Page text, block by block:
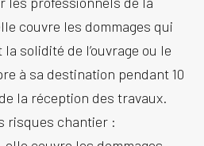
couvre les dommages qui
solidité de l’ouvrage ou le
à sa destination pendant 10
la réception des travaux.
risques chantier :